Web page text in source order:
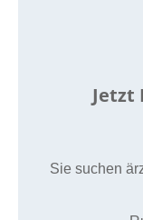
Jetzt
Sie suchen